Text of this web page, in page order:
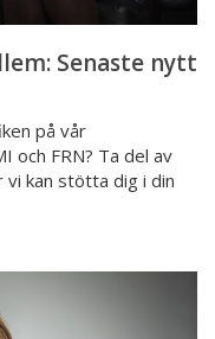
Senaste nytt
på vår
och FRN? Ta del av
kan stötta dig i din